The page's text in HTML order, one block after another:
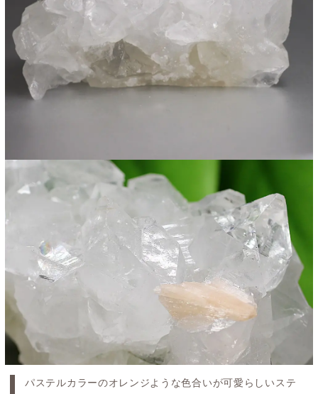
パステルカラーのオレンジような色合いが可愛らしいステ